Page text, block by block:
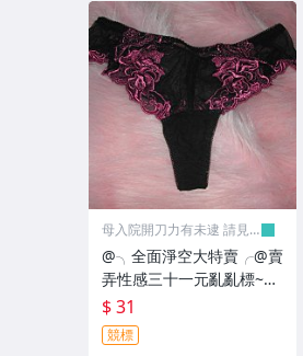
母入院開刀力有未逮 請見
@╮全面淨空大特賣╭@賣
弄性感三十一元亂亂標~~
雅緻粉黑色小褲褲
$ 31
競標